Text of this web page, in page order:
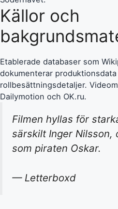
Källor och
Etablerade databaser som
dokumenterar
rollbesättningsdetaljer.
Dailymotion och OK.ru.
Filmen hyllas för
särskilt Inger Nilsson,
som piraten Oskar.
— Letterboxd